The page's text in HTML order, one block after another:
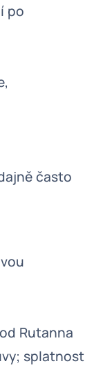
po
často
Rutanna
splatnost